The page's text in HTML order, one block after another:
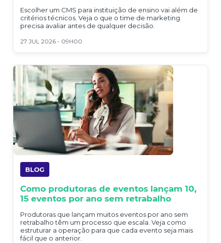
Escolher um CMS para instituição de ensino vai além de
critérios técnicos. Veja o que o time de marketing
precisa avaliar antes de qualquer decisão.
27 JUL 2026 - 09H00
BLOG
Como produtoras de eventos lançam 10,
15 eventos por ano sem retrabalho
Produtoras que lançam muitos eventos por ano sem
retrabalho têm um processo que escala. Veja como
estruturar a operação para que cada evento seja mais
fácil que o anterior.